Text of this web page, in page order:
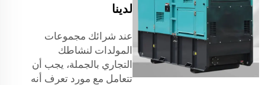
لدينا
عند شرائك مجموعات
المولدات لنشاطك
التجاري بالجملة، يجب أن
تتعامل مع مورد تعرف أنه